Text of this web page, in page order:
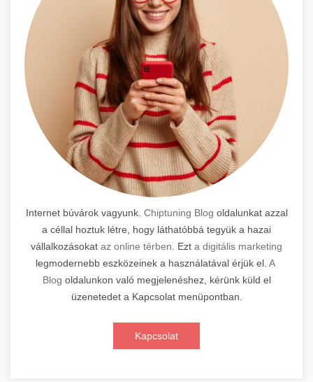
Internet búvárok vagyunk. Chiptuning Blog oldalunkat azzal
a céllal hoztuk létre, hogy láthatóbbá tegyük a hazai
vállalkozásokat az online térben . Ezt a digitális marketing
legmodernebb eszközeinek a használatával érjük el. A
Blog oldalunkon való megjelenéshez, kérünk küld el
üzenetedet a Kapcsolat menüpontban.
Kapcsolat